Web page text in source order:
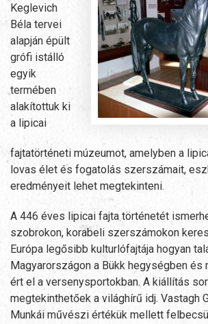
Keglevich
Béla tervei
alapján épült
grófi istálló
egyik
termében
alakítottuk ki
a lipicai
fajtatörténeti múzeumot, amelyben a
lovas élet és fogatolás szerszámait,
eredményeit lehet megtekinteni.
A 446 éves lipicai fajta történetét
szobrokon, korabeli szerszámokon
Európa legősibb kulturlófajtája hogyan
Magyarországon a Bükk hegységben
ért el a versenysportokban. A kiállítás
megtekinthetőek a világhírű idj. Vastagh
Munkái művészi értékük mellett